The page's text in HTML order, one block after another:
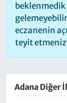
eczanenin
teyit
Adana Diğer